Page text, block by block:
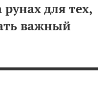
для тех,
важный